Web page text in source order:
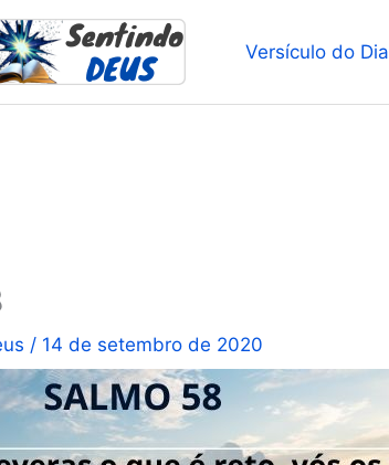
Versículo do Dia
/ 14 de setembro de 2020